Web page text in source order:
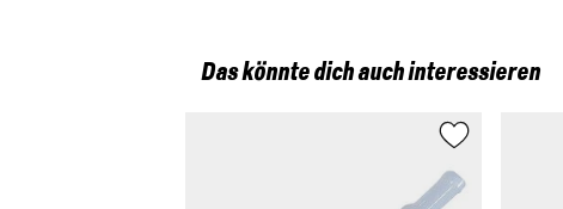
Das könnte dich auch interessieren